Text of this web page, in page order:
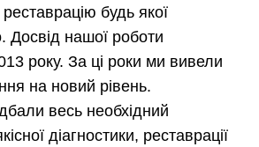
реставрацію будь якої
Досвід нашої роботи
року. За ці роки ми вивели
на новий рівень.
весь необхідний
діагностики, реставрації